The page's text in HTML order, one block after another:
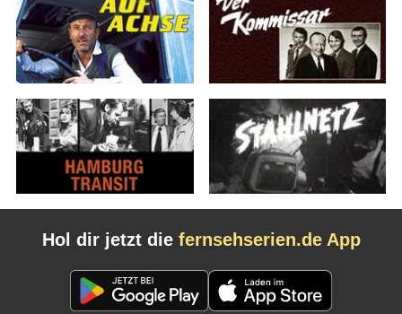
Hol dir jetzt die fernsehserien.de App